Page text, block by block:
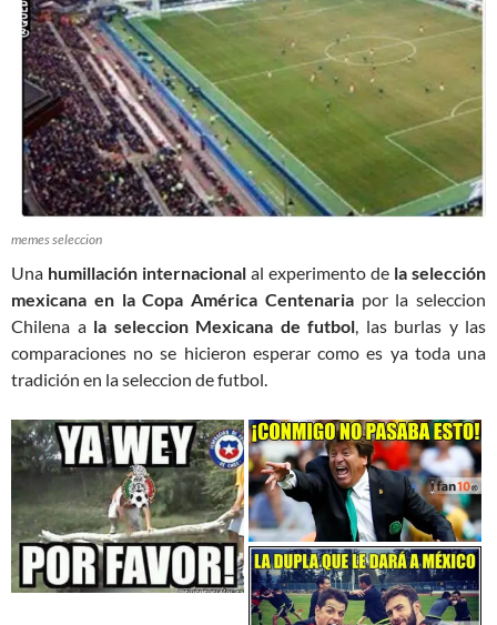
memes seleccion
Una humillación internacional al experimento de la selección
mexicana en la Copa América Centenariapor la seleccion
Chilena a la seleccion Mexicana de futbol, las burlas y las
comparaciones no se hicieron esperar como es ya toda una
tradición en la seleccion de futbol.